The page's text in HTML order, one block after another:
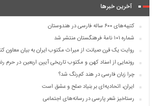
آخرین خبرها
کتیبه‌های ۶۰۰ ساله فارسی در هندوستان
شماره ۱۰۱ نامۀ فرهنگستان منتشر شد
روایت یک قرن صیانت از میراث مکتوب ایران به بیان معاون
رونمایی از اسناد کهن و مکتوب تاریخی آیین اربعین در حرم
چرا زبان فارسی در هند کم‌رنگ شد؟
ایران، اتحادیه‌ای بر بنیاد صلح و عشق است
رستاخیز شعر پارسی در رسانه‌های اجتماعی